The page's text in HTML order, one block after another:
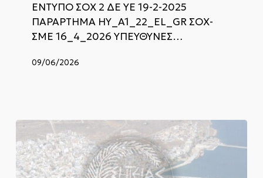
κάλυψη
αναγκών
ανταποδοτικού
χαρακτήρα
ΕΝΤΥΠΟ ΣΟΧ 2 ΔΕ ΥΕ 19-2-2025
ΠΑΡΑΡΤΗΜΑ ΗΥ_A1_22_EL_GR ΣΟΧ-
ΣΜΕ 16_4_2026 ΥΠΕΥΘΥΝΕΣ…
09/06/2026